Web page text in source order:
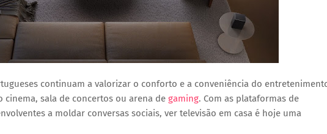
continuam a valorizar o conforto e a conveniência do
cinema, sala de concertos ou arena de gaming. Com as plataformas de
a moldar conversas sociais, ver televisão em casa é hoje uma